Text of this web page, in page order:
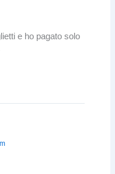
e ho pagato solo